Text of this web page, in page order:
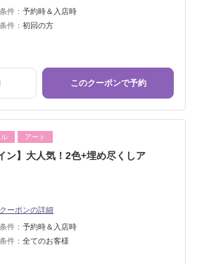
件： 予約時＆入店時
件： 初回の方
このクーポンで予約
アート
ン】大人気！2色+埋め尽くしア
ーポンの詳細
件： 予約時＆入店時
件： 全てのお客様